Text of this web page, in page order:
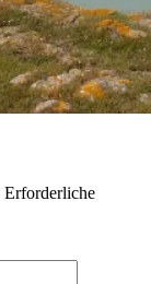
Erforderliche